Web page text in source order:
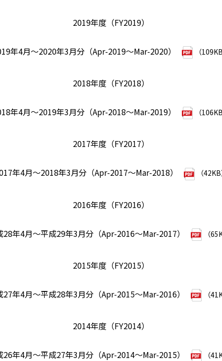
2019年度（FY2019）
年4月～2020年3月分（Apr-2019～Mar-2020） （
2018年度（FY2018）
年4月～2019年3月分（Apr-2018～Mar-2019） （
2017年度（FY2017）
年4月～2018年3月分（Apr-2017～Mar-2018） （
2016年度（FY2016）
28年4月～平成29年3月分（Apr-2016～Mar-2017） （
2015年度（FY2015）
27年4月～平成28年3月分（Apr-2015～Mar-2016） （
2014年度（FY2014）
26年4月～平成27年3月分（Apr-2014～Mar-2015） （